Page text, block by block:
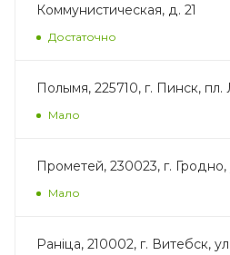
Коммунистическая, д. 21
Достаточно
Полымя, 225710, г. Пинск,
Мало
Прометей, 230023, г. Гродно,
Мало
Ранiца, 210002, г. Витебск,